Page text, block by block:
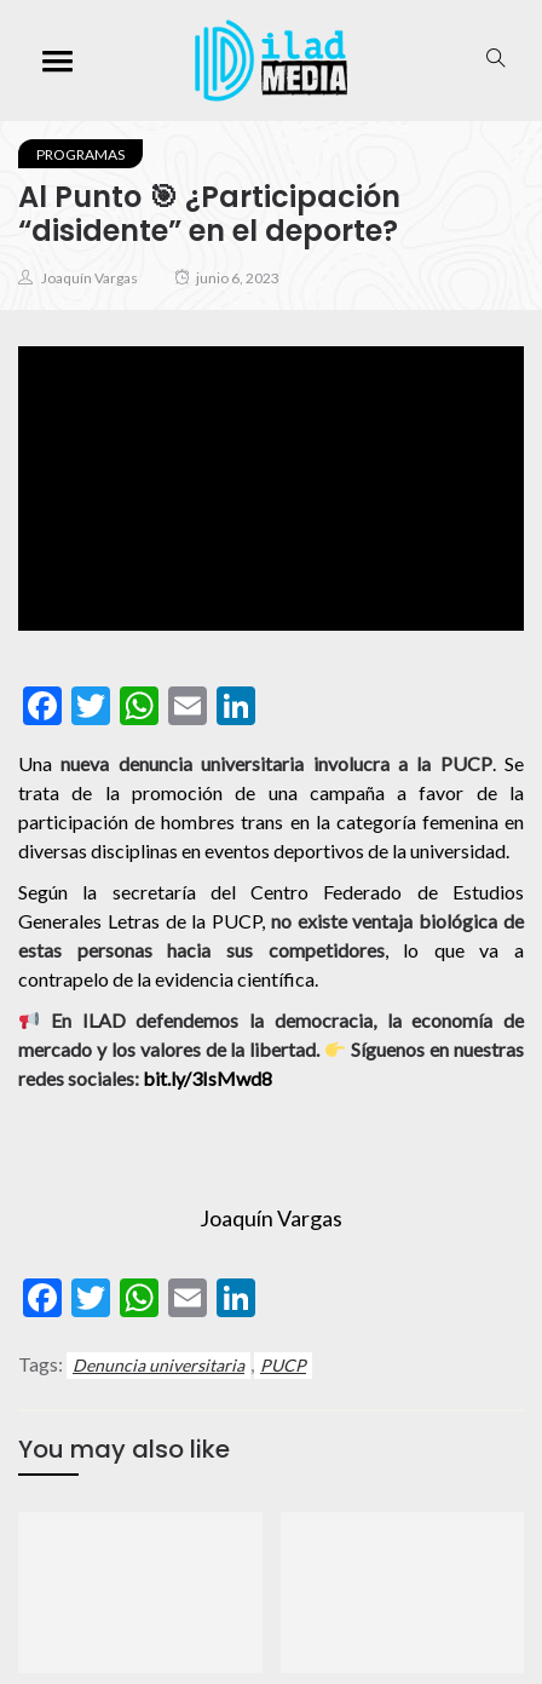
PROGRAMAS
Al Punto 🎯 ¿Participación
“disidente” en el deporte?
Joaquín Vargas junio 6, 2023
Facebook
Twitter
WhatsApp
Email
Una nueva denuncia universitaria involucra a la PUCP. Se
trata de la promoción de una campaña a favor de la
participación de hombres trans en la categoría femenina en
diversas disciplinas en eventos deportivos de la universidad.
Según la secretaría del Centro Federado de Estudios
Generales Letras de la PUCP, no existe ventaja biológica de
estas personas hacia sus competidores, lo que va a
contrapelo de la evidencia científica.
En ILAD defendemos la democracia, la economía de
mercado y los valores de la libertad.
Síguenos en nuestras
redes sociales: bit.ly/3IsMwd8
Joaquín Vargas
Facebook
Twitter
WhatsApp
Email
Tags: Denuncia universitaria , PUCP
You may also like